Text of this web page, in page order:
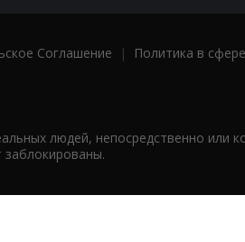
Соглашение |
Политика в сфере
людей, непосредственно или